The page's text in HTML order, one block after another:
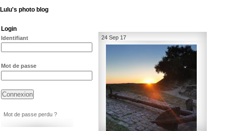
Lulu's photo blog
24 Sep 17
Login
Identifiant
Mot de passe
Mot de passe perdu ?